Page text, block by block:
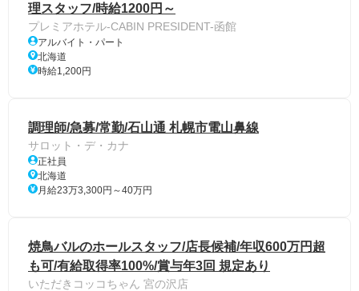
理スタッフ/時給1200円～
プレミアホテル-CABIN PRESIDENT-函館
アルバイト・パート
北海道
時給1,200円
調理師/急募/常勤/石山通 札幌市電山鼻線
サロット・デ・カナ
正社員
北海道
月給23万3,300円～40万円
焼鳥バルのホールスタッフ/店長候補/年収600万円超
も可/有給取得率100%/賞与年3回 規定あり
いただきコッコちゃん 宮の沢店